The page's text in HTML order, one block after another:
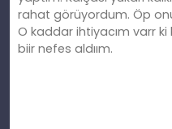
rahat görüyordum. Öp
O kaddar ihtiyacım varr ki
biir nefes aldıım.